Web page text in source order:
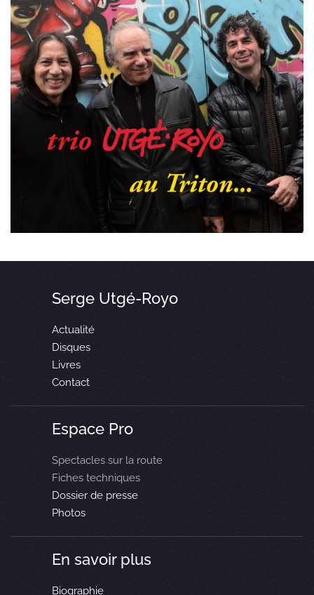
Serge Utgé-Royo
Actualité
Disques
Livres
Contact
Espace Pro
Spectacles sur la route
Fiches techniques
Dossier de presse
Photos
En savoir plus
Biographie